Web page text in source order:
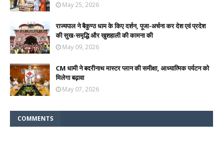
May 25, 2026
राज्यपाल ने बैकुण्ठ धाम के किए दर्शन, पूजा-अर्चना कर देश एवं प्रदेश
की सुख-समृद्धि और खुशहाली की कामना की
May 09, 2026
CM धामी ने बदरीनाथ मास्टर प्लान की समीक्षा, आध्यात्मिक पर्यटन को
मिलेगा बढ़ावा
May 07, 2026
COMMENTS